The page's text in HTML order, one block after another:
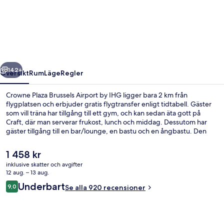
Nästa
142+
ÖversiktRumLägeRegler
Crowne Plaza Brussels Airport by IHG ligger bara 2 km från
flygplatsen och erbjuder gratis flygtransfer enligt tidtabell. Gäster
som vill träna har tillgång till ett gym, och kan sedan äta gott på
Craft, där man serverar frukost, lunch och middag. Dessutom har
gäster tillgång till en bar/lounge, en bastu och en ångbastu. Den
resenärer.
Det
nuvarande
priset
är
1 458 kr
1 458 kr
inklusive skatter och avgifter
12 aug. – 13 aug.
Recensioner
9,09,0 av 10,
UnderbartSe alla 920 recensioner